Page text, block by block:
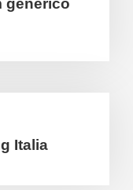
generico
Italia